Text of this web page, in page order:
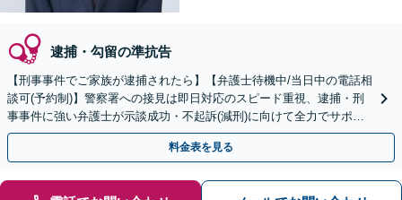
逮捕・勾留の準抗告
【刑事事件でご家族が逮捕されたら】【弁護士待機中/当日中の電話相
談可(予約制)】警察署への接見は即日対応のスピード重視、逮捕・刑
事事件に強い弁護士が示談成功・不起訴(減刑)に向けて全力でサポー
トします。【加害者側の相談専門】
料金表を見る